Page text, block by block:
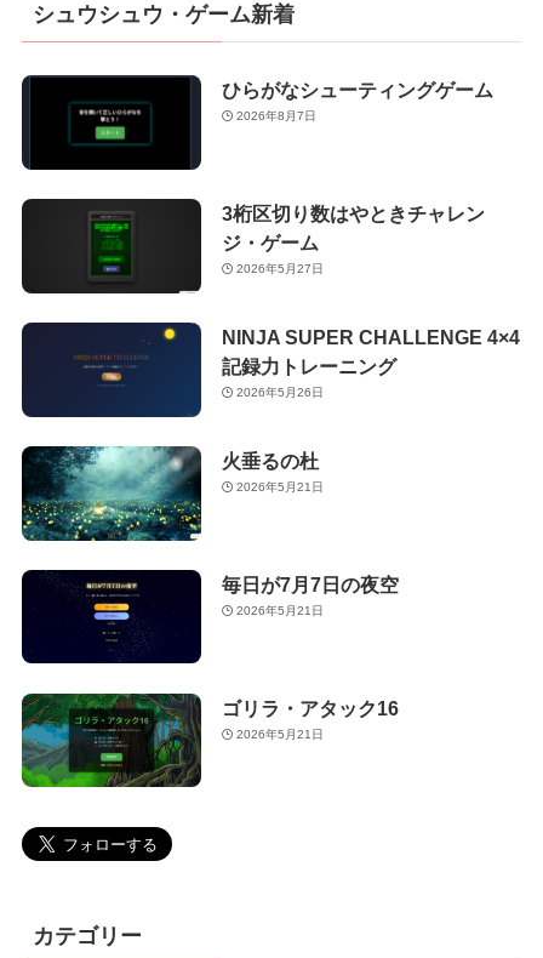
シュウシュウ・ゲーム新着
ひらがなシューティングゲーム
2026年8月7日
3桁区切り数はやときチャレン
ジ・ゲーム
2026年5月27日
NINJA SUPER CHALLENGE 4×4
記録力トレーニング
2026年5月26日
火垂るの杜
2026年5月21日
毎日が7月7日の夜空
2026年5月21日
ゴリラ・アタック16
2026年5月21日
カテゴリー